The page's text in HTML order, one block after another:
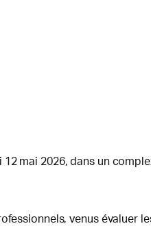
mai 2026, dans un
venus évaluer